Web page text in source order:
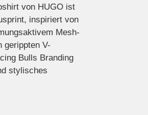
von HUGO ist
inspiriert von
Mesh-
gerippten V-
Bulls Branding
stylisches